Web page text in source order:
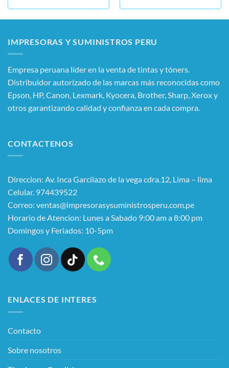
IMPRESORAS Y SUMINISTROS PERU
Empresa peruana líder en la venta de tintas y tóners.
Distribuidor autorizado de las marcas más reconocidas como
Epson, HP, Canon, Lexmark, Kyocera, Brother, Sharp, Xerox y
otros garantizando calidad y confianza en cada compra.
CONTACTENOS
Direccion: Av. Inca Garcilazo de la vega cdra.12, Lima – lima
Celular. 974439522
Correo: ventas@impresorasysuministrosperu.com.pe
Horario de Atencion: Lunes a Sabado 9:00 am a 8:00 pm
Domingos y Feriados: 10-5pm
ENLACES DE INTERES
Contacto
Sobre nosotros